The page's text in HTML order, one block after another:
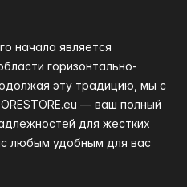
начала является
горизонтально-
эту традицию, мы с
— ваш полный
для жестких
любым удобным для вас